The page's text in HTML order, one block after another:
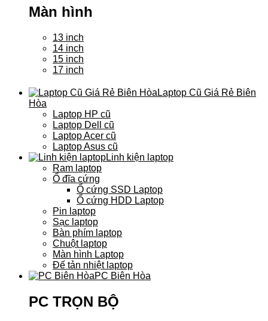
Màn hình
13 inch
14 inch
15 inch
17 inch
Laptop Cũ Giá Rẻ Biên
Hòa
Laptop HP cũ
Laptop Dell cũ
Laptop Acer cũ
Laptop Asus cũ
Linh kiện laptop
Ram laptop
Ổ đĩa cứng
Ổ cứng SSD Laptop
Ổ cứng HDD Laptop
Pin laptop
Sạc laptop
Bàn phím laptop
Chuột laptop
Màn hình Laptop
Đế tản nhiệt laptop
PC Biên Hòa
PC TRỌN BỘ